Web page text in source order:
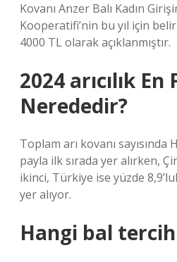
Kovanı Anzer Balı Kadın
Kooperatifi’nin bu yıl için
4000 TL olarak açıklanmıştır.
2024 arıcılık En
Nerededir?
Toplam arı kovanı sayısında
payla ilk sırada yer alırken,
ikinci, Türkiye ise yüzde
yer alıyor.
Hangi bal